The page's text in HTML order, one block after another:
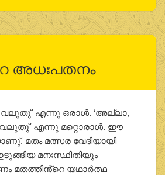
അധഃപതനം
എന്നു ഒരാള്‍. ‘അല്ലാ,
എന്നു മറ്റൊരാള്‍. ഈ
മതം മത്സര വേദിയായി
മനഃസ്ഥിതിയും
യഥാര്‍ത്ഥ